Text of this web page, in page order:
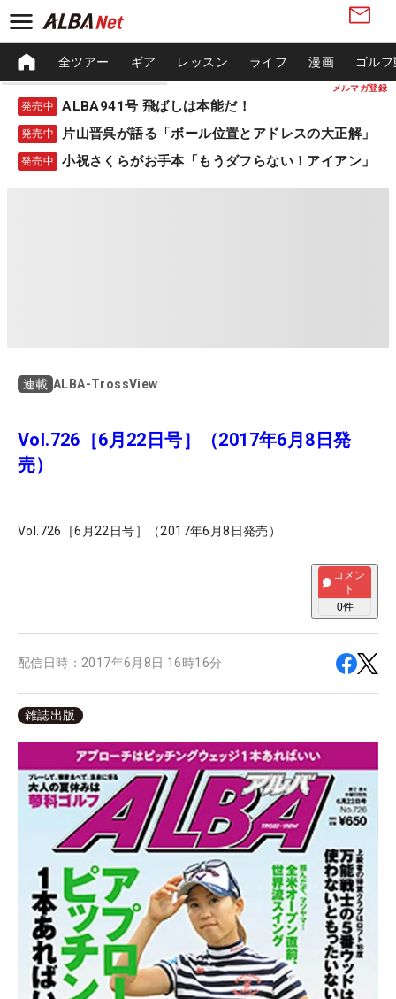
メルマガ登録
全ツアー ギア レッスン ライフ 漫画 ゴル
発売中 ALBA941号 飛ばしは本能だ！
発売中 片山晋呉が語る「ボール位置とアドレスの大正解」
発売中 小祝さくらがお手本「もうダフらない！アイアン」
連載 ALBA-TrossView
Vol.726［6月22日号］（2017年6月8日発
売）
Vol.726［6月22日号］（2017年6月8日発売）
コメン
ト
0件
配信日時： 2017年6月8日 16時16分
雑誌出版